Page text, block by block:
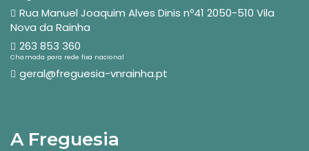
Rua Manuel Joaquim Alves Dinis nº41 2050-510 Vila
Nova da Rainha
263 853 360
Chamada para rede fixa nacional
geral@freguesia-vnrainha.pt
A Freguesia